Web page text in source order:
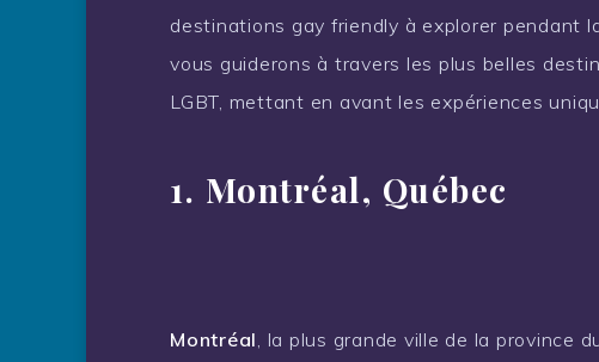
destinations gay friendly à explorer pendant
vous guiderons à travers les plus belles
LGBT, mettant en avant les expériences
1. Montréal, Québec
Montréal , la plus grande ville de la province